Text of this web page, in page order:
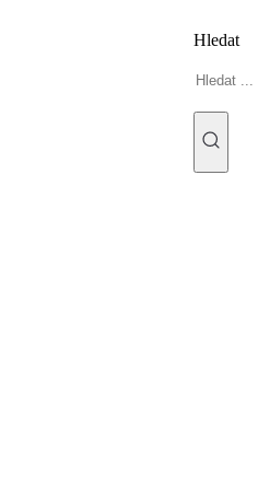
Hledat